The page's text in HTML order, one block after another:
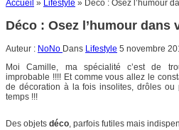
Accueil » Lifestyle » Déco : Osez l’humour
Déco : Osez l’humour dans
Auteur : NoNo Dans Lifestyle 5 novembre
Moi Camille, ma spécialité c’est de
improbable !!!! Et comme vous allez le
de décoration à la fois insolites, drôles
temps !!!
Des objets déco , parfois futiles mais